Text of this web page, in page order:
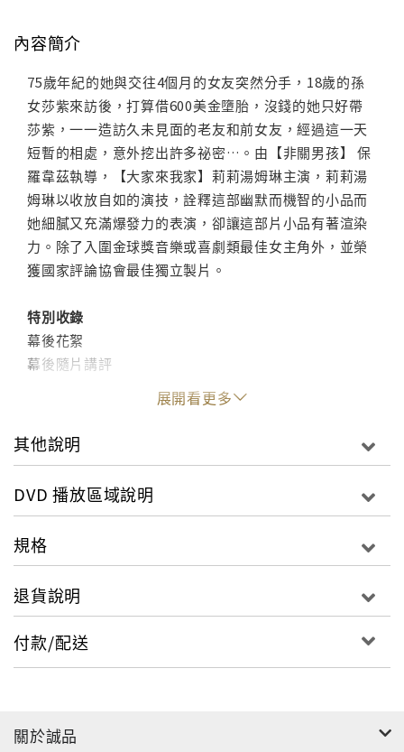
內容簡介
75歲年紀的她與交往4個月的女友突然分手，18歲的孫
女莎紫來訪後，打算借600美金墮胎，沒錢的她只好帶
莎紫，一一造訪久未見面的老友和前女友，經過這一天
短暫的相處，意外挖出許多祕密…。由【非關男孩】 保
羅韋茲執導，【大家來我家】莉莉湯姆琳主演，莉莉湯
姆琳以收放自如的演技，詮釋這部幽默而機智的小品而
她細膩又充滿爆發力的表演，卻讓這部片小品有著渲染
力。除了入圍金球獎音樂或喜劇類最佳女主角外，並榮
獲國家評論協會最佳獨立製片。
特別收錄
幕後花絮
幕後隨片講評
影音規格
片長：約79分鐘
發音：英、法、葡、西、泰 (杜比5.1)
展開看更多
其他說明
DVD 播放區域說明
規格
退貨說明
付款/配送
關於誠品